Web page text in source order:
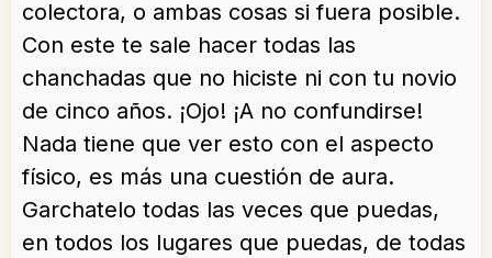
colectora, o ambas cosas si fuera posible.
Con este te sale hacer todas las
chanchadas que no hiciste ni con tu novio
de cinco años. ¡Ojo! ¡A no confundirse!
Nada tiene que ver esto con el aspecto
físico, es más una cuestión de aura.
Garchatelo todas las veces que puedas,
en todos los lugares que puedas, de todas